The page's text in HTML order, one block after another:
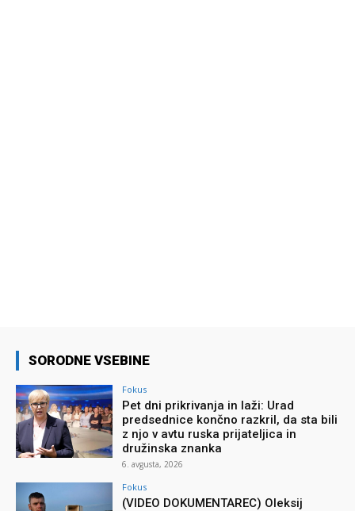
SORODNE VSEBINE
Fokus
Pet dni prikrivanja in laži: Urad
predsednice končno razkril, da sta bili
z njo v avtu ruska prijateljica in
družinska znanka
6. avgusta, 2026
Fokus
(VIDEO DOKUMENTAREC) Oleksij